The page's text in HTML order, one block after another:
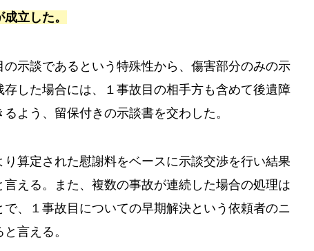
立した。
示談であるという特殊性から、傷害部分のみの示
した場合には、１事故目の相手方も含めて後遺障
よう、留保付きの示談書を交わした。
算定された慰謝料をベースに示談交渉を行い結果
える。また、複数の事故が連続した場合の処理は
、１事故目についての早期解決という依頼者のニ
言える。